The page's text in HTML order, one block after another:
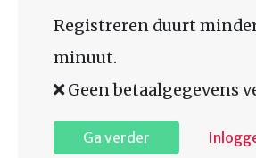
Registreren duurt
minuut.
Geen betaalgegevens
Ga verder